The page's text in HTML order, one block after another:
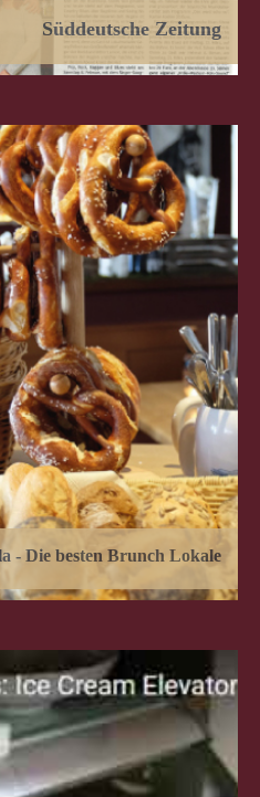
Süddeutsche Zeitung
- Die besten Brunch Lokale